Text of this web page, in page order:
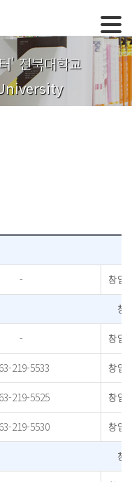
' 전북대학교
- 창업
창
- 창업
219-5533 창업
219-5525 창업
219-5530 창업
창